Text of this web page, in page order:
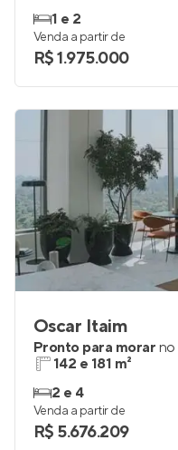
1 e 2
Venda a partir de
R$ 1.975.000
Oscar Itaim
Pronto para morar no
142 e 181 m²
2 e 4
Venda a partir de
R$ 5.676.209